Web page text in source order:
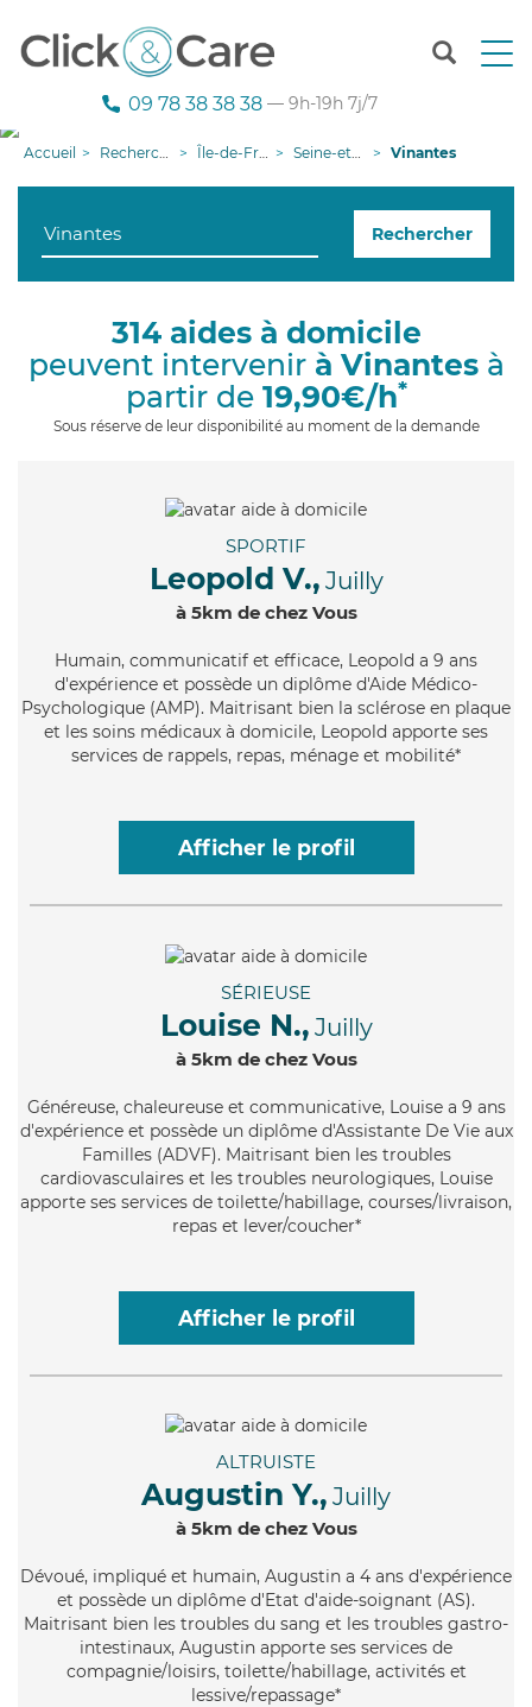
T
n
g
i
09 78 38 38 38 — 9h-19h 7j/7
Accueil Recherche aide à domicile Île-de-France Seine-et-Marne Vinantes
Rechercher
314 aides à domicile
peuvent intervenir à Vinantesà
partir de 19,90€/h*
Sous réserve de leur disponibilité au moment de la demande
SPORTIF
Leopold V., Juilly
à 5km de chez Vous
Humain, communicatif et efficace, Leopold a 9 ans
d'expérience et possède un diplôme d'Aide Médico-
Psychologique (AMP). Maitrisant bien la sclérose en plaque
et les soins médicaux à domicile, Leopold apporte ses
services de rappels, repas, ménage et mobilité*
Afficher le profil
SÉRIEUSE
Louise N., Juilly
à 5km de chez Vous
Généreuse, chaleureuse et communicative, Louise a 9 ans
d'expérience et possède un diplôme d'Assistante De Vie aux
Familles (ADVF). Maitrisant bien les troubles
cardiovasculaires et les troubles neurologiques, Louise
apporte ses services de toilette/habillage, courses/livraison,
repas et lever/coucher*
Afficher le profil
ALTRUISTE
Augustin Y., Juilly
à 5km de chez Vous
Dévoué, impliqué et humain, Augustin a 4 ans d'expérience
et possède un diplôme d'Etat d'aide-soignant (AS).
Maitrisant bien les troubles du sang et les troubles gastro-
intestinaux, Augustin apporte ses services de
compagnie/loisirs, toilette/habillage, activités et
lessive/repassage*